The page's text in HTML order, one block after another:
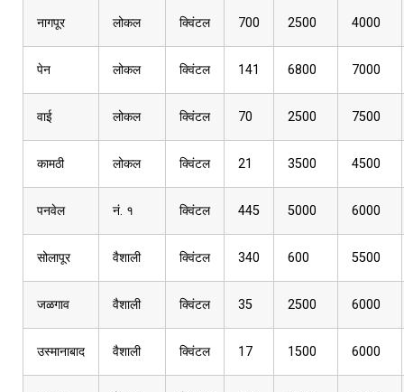
नागपूर लोकल क्विंटल 700 2500 4000
पेन लोकल क्विंटल 141 6800 7000
वाई लोकल क्विंटल 70 2500 7500
कामठी लोकल क्विंटल 21 3500 4500
पनवेल नं. १ क्विंटल 445 5000 6000
सोलापूर वैशाली क्विंटल 340 600 5500
जळगाव वैशाली क्विंटल 35 2500 6000
उस्मानाबाद वैशाली क्विंटल 17 1500 6000